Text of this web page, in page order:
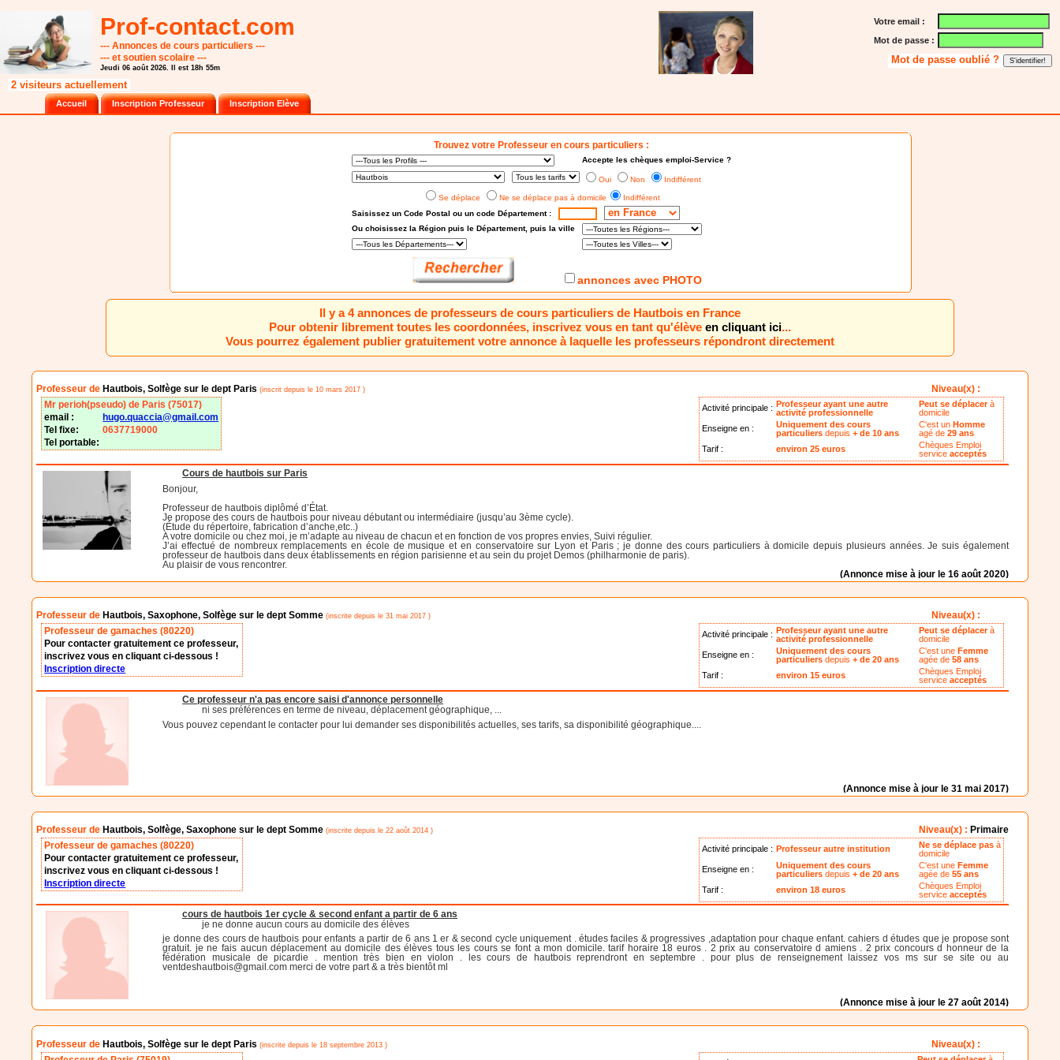
Prof-contact.com
--- Annonces de cours particuliers ---
--- et soutien scolaire ---
Jeudi 06 août 2026. Il est 18h 55m
Votre email :
Mot de passe :
Mot de passe oublié ?
2 visiteurs actuellement
Accueil Inscription Professeur Inscription Elève
Trouvez votre Professeur en cours particuliers :
Accepte les chèques emploi-Service ?
Oui Non Indifférent
Se déplace Ne se déplace pas à domicile
Indifférent
Saisissez un Code Postal ou un code Département :
Ou choisissez la Région puis le Département, puis la ville
annonces avec PHOTO
Il y a 4 annonces de professeurs de cours particuliers de Hautbois en France
Pour obtenir librement toutes les coordonnées, inscrivez vous en tant qu'élève en cliquant ici...
Vous pourrez également publier gratuitement votre annonce à laquelle les professeurs répondront directement
Professeur de Hautbois, Solfège sur le dept Paris (inscrit depuis le 10 mars 2017 ) Niveau(x) :
Activité principale : Professeur ayant une autre
activité professionnelle
Peut se déplacerà
domicile
Enseigne en :
Uniquement des cours
particuliers depuis+ de 10 ans
C'est un Homme
agé de29 ans
Tarif :
environ 25 euros
Chèques Emploi
serviceacceptés
Mr perioh(pseudo) de Paris (75017)
email :
hugo.quaccia@gmail.com
Tel fixe:
0637719000
Tel portable:
Cours de hautbois sur Paris
Bonjour,
Professeur de hautbois diplômé d’État.
Je propose des cours de hautbois pour niveau débutant ou intermédiaire (jusqu’au 3ème cycle).
(Étude du répertoire, fabrication d’anche,etc..)
A votre domicile ou chez moi, je m’adapte au niveau de chacun et en fonction de vos propres envies, Suivi régulier.
J’ai effectué de nombreux remplacements en école de musique et en conservatoire sur Lyon et Paris ; je donne des cours particuliers à domicile depuis plusieurs années. Je suis également
professeur de hautbois dans deux établissements en région parisienne et au sein du projet Demos (philharmonie de paris).
Au plaisir de vous rencontrer.
(Annonce mise à jour le 16 août 2020)
Professeur de Hautbois, Saxophone, Solfège sur le dept Somme (inscrite depuis le 31 mai 2017 ) Niveau(x) :
Activité principale : Professeur ayant une autre
activité professionnelle
Peut se déplacerà
domicile
Enseigne en :
Uniquement des cours
particuliers depuis+ de 20 ans
C'est une Femme
agée de58 ans
Tarif :
environ 15 euros
Chèques Emploi
serviceacceptés
Professeur de gamaches (80220)
Pour contacter gratuitement ce professeur,
inscrivez vous en cliquant ci-dessous !
Inscription directe
Ce professeur n'a pas encore saisi d'annonce personnelle
ni ses préférences en terme de niveau, déplacement géographique, ...
Vous pouvez cependant le contacter pour lui demander ses disponibilités actuelles, ses tarifs, sa disponibilité géographique....
(Annonce mise à jour le 31 mai 2017)
Professeur de Hautbois, Solfège, Saxophone sur le dept Somme (inscrite depuis le 22 août 2014 ) Niveau(x) : Primaire
Activité principale : Professeur autre institution Ne se déplace pas à
domicile
Enseigne en :
Uniquement des cours
particuliers depuis+ de 20 ans
C'est uneFemme
agée de55 ans
Tarif :
environ 18 euros
Chèques Emploi
serviceacceptés
Professeur de gamaches (80220)
Pour contacter gratuitement ce professeur,
inscrivez vous en cliquant ci-dessous !
Inscription directe
cours de hautbois 1er cycle & second enfant a partir de 6 ans
je ne donne aucun cours au domicile des élèves
je donne des cours de hautbois pour enfants a partir de 6 ans 1 er & second cycle uniquement . études faciles & progressives ,adaptation pour chaque enfant. cahiers d études que je propose sont
gratuit. je ne fais aucun déplacement au domicile des élèves tous les cours se font a mon domicile. tarif horaire 18 euros . 2 prix au conservatoire d amiens . 2 prix concours d honneur de la
fédération musicale de picardie . mention très bien en violon . les cours de hautbois reprendront en septembre . pour plus de renseignement laissez vos ms sur se site ou au
ventdeshautbois@gmail.com merci de votre part & a très bientôt ml
(Annonce mise à jour le 27 août 2014)
Professeur deHautbois, Solfège sur le dept Paris (inscrite depuis le 18 septembre 2013 ) Niveau(x) :